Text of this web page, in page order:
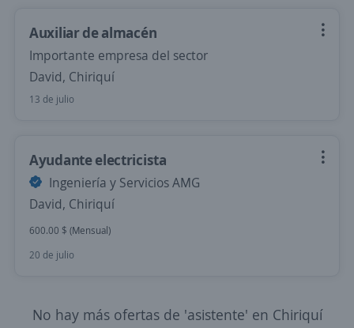
Auxiliar de almacén
Importante empresa del sector
David, Chiriquí
13 de julio
Ayudante electricista
Ingeniería y Servicios AMG
David, Chiriquí
600.00 $ (Mensual)
20 de julio
No hay más ofertas de 'asistente' en Chiriquí